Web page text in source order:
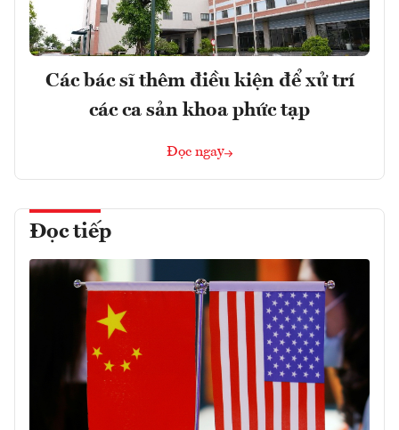
Các bác sĩ thêm điều kiện để xử trí
các ca sản khoa phức tạp
Đọc ngay
Đọc tiếp